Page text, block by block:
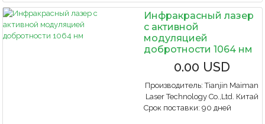
Инфракрасный лазер
с активной
модуляцией
добротности 1064 нм
0.00 USD
Производитель:Tianjin Maiman
Laser Technology Co.,Ltd. Китай
Срок поставки: 90 дней